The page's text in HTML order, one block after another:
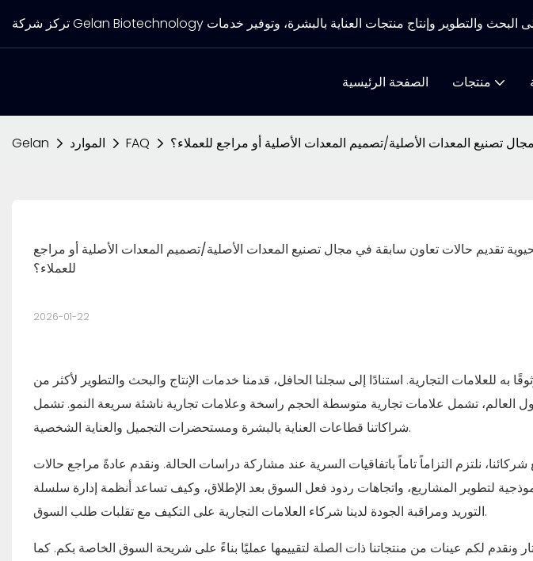
الصفحة الرئيسية منتجات
Gelan الموارد FAQ تصنيع المعدات الأصلية/تصميم المعدات الأصلية أو مراجع للعملاء؟
تقديم حالات تعاون سابقة في مجال تصنيع المعدات الأصلية/تصميم المعدات الأصلية أو مراجع
للعملاء؟
2026-01-22
به للعلامات التجارية. استنادًا إلى سجلنا الحافل، قدمنا ​​خدمات الإنتاج والبحث والتطوير لأكثر من
حول العالم، تشمل علامات تجارية متوسطة الحجم راسخة وعلامات تجارية ناشئة سريعة النمو. تشمل
شراكاتنا قطاعات العناية بالبشرة ومستحضرات التجميل والعناية الشخصية.
نلتزم التزاماً تاماً باتفاقيات السرية عند مشاركة دراسات الحالة. ونقدم عادةً مراجع حالات
لتطوير المشاريع، واتجاهات ردود فعل السوق بعد الإطلاق، وكيف تساعد أنظمة إدارة سلسلة
التوريد ومراقبة الجودة لدينا شركاء العلامات التجارية على التكيف مع تقلبات طلب السوق.
ونقدم لكم عينات من منتجاتنا ذات الصلة لتقييمها عمليًا بناءً على شريحة السوق الخاصة بكم. كما